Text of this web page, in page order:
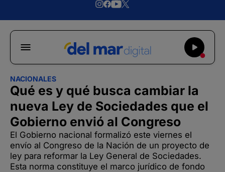
NACIONALES
Qué es y qué busca cambiar la
nueva Ley de Sociedades que el
Gobierno envió al Congreso
El Gobierno nacional formalizó este viernes el
envío al Congreso de la Nación de un proyecto de
ley para reformar la Ley General de Sociedades.
Esta norma constituye el marco jurídico de fondo